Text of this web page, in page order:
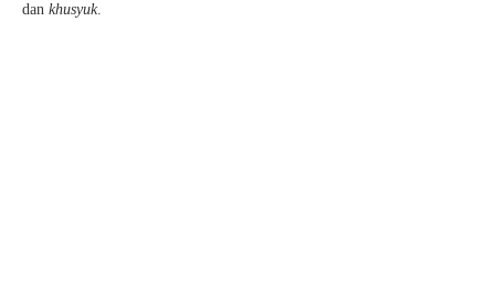
dan khusyuk.